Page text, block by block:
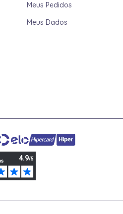
Meus Pedidos
Meus Dados